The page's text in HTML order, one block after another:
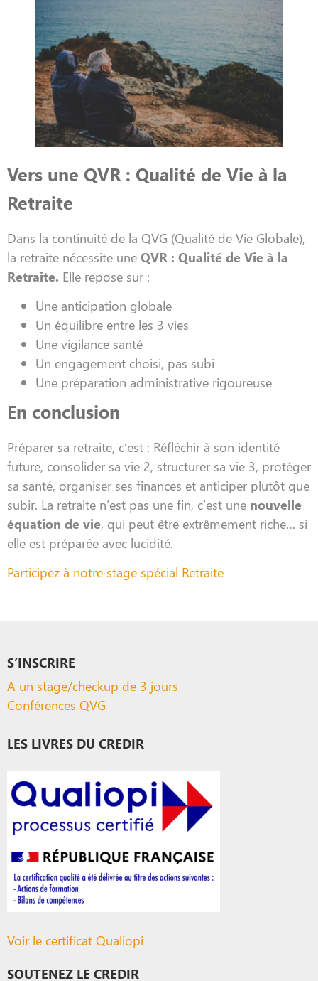
Vers une QVR : Qualité de Vie à la
Retraite
Dans la continuité de la QVG (Qualité de Vie Globale),
la retraite nécessite une QVR : Qualité de Vie à la
Retraite. Elle repose sur :
Une anticipation globale
Un équilibre entre les 3 vies
Une vigilance santé
Un engagement choisi, pas subi
Une préparation administrative rigoureuse
En conclusion
Préparer sa retraite, c’est : Réfléchir à son identité
future, consolider sa vie 2, structurer sa vie 3, protéger
sa santé, organiser ses finances et anticiper plutôt que
subir. La retraite n’est pas une fin, c’est une nouvelle
équation de vie, qui peut être extrêmement riche… si
elle est préparée avec lucidité.
Participez à notre stage spécial Retraite
S’INSCRIRE
A un stage/checkup de 3 jours
Conférences QVG
LES LIVRES DU CREDIR
Voir le certificat Qualiopi
SOUTENEZ LE CREDIR